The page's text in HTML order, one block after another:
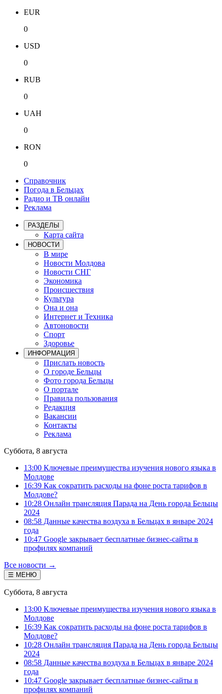
EUR
0
USD
0
RUB
0
UAH
0
RON
0
Справочник
Погода в Бельцах
Радио и ТВ онлайн
Реклама
РАЗДЕЛЫ
Карта сайта
НОВОСТИ
В мире
Новости Молдова
Новости СНГ
Экономика
Происшествия
Культура
Она и она
Интернет и Техника
Автоновости
Спорт
Здоровье
ИНФОРМАЦИЯ
Прислать новость
О городе Бельцы
Фото города Бельцы
О портале
Правила пользования
Редакция
Вакансии
Контакты
Реклама
Суббота, 8 августа
13:00 Ключевые преимущества изучения нового языка в
Молдове
16:39 Как сократить расходы на фоне роста тарифов в
Молдове?
10:28 Онлайн трансляция Парада на День города Бельцы
2024
08:58 Данные качества воздуха в Бельцах в январе 2024
года
10:47 Google закрывает бесплатные бизнес-сайты в
профилях компаний
Все новости →
☰ МЕНЮ
Суббота, 8 августа
13:00 Ключевые преимущества изучения нового языка в
Молдове
16:39 Как сократить расходы на фоне роста тарифов в
Молдове?
10:28 Онлайн трансляция Парада на День города Бельцы
2024
08:58 Данные качества воздуха в Бельцах в январе 2024
года
10:47 Google закрывает бесплатные бизнес-сайты в
профилях компаний